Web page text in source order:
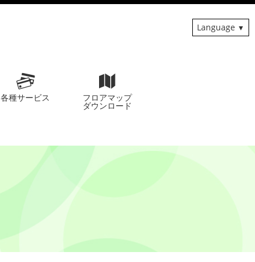
各種サービス フロアマップ
ダウンロード
Language